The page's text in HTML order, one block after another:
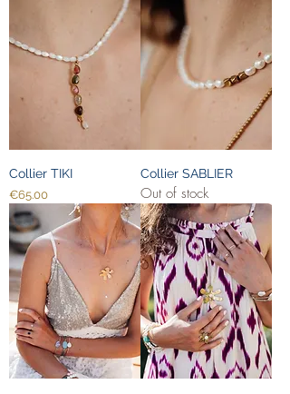
Collier TIKI
Price
€65.00
Collier SABLIER
Out of stock